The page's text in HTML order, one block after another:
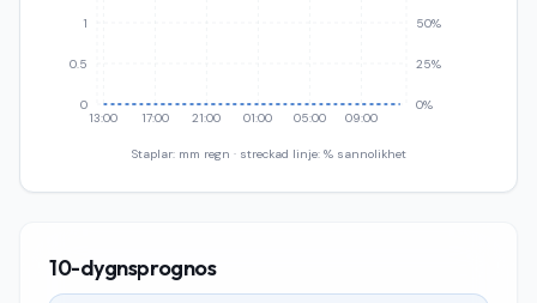
13:00 17:00 21:00 01:00 05:00 09:00
0
0.5
1
0%
25%
50%
Staplar: mm regn · streckad linje: % sannolikhet
10-dygnsprognos